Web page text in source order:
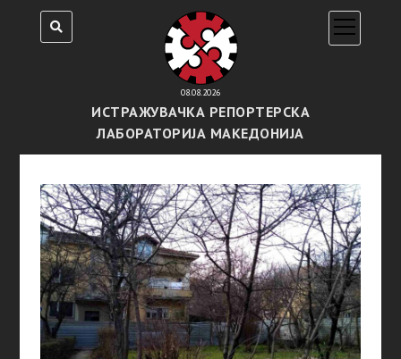
08.08.2026
ИСТРАЖУВАЧКА РЕПОРТЕРСКА
ЛАБОРАТОРИЈА МАКЕДОНИЈА
open
menu